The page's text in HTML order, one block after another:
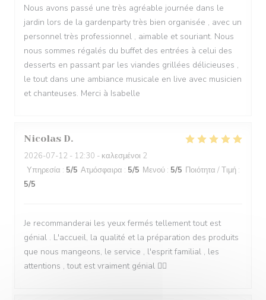
Nous avons passé une très agréable journée dans le
jardin lors de la gardenparty très bien organisée , avec un
personnel très professionnel , aimable et souriant. Nous
nous sommes régalés du buffet des entrées à celui des
desserts en passant par les viandes grillées délicieuses ,
le tout dans une ambiance musicale en live avec musicien
et chanteuses. Merci à Isabelle
Nicolas D
2026-07-12 - 12:30 - καλεσμένοι 2
Υπηρεσία : 5/5 Ατμόσφαιρα : 5/5 Μενού : 5/5 Ποιότητα / Τιμή :
5/5
Je recommanderai les yeux fermés tellement tout est
génial . L'accueil, la qualité et la préparation des produits
que nous mangeons, le service , l'esprit familial , les
attentions , tout est vraiment génial 👍🏻